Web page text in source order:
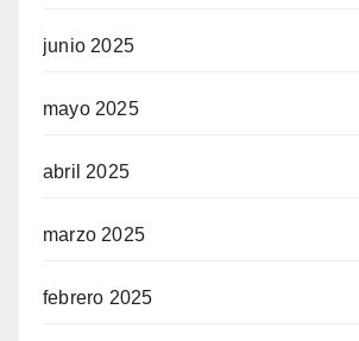
junio 2025
mayo 2025
abril 2025
marzo 2025
febrero 2025